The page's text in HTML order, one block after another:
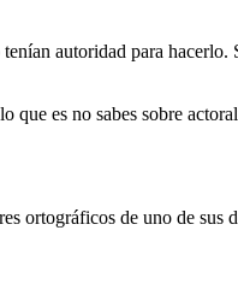
autoridad para hacerlo.
que es no sabes sobre
ortográficos de uno de sus